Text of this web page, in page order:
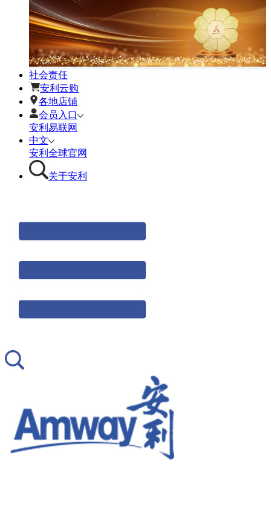
社会责任
安利云购
各地店铺
会员入口
安利易联网
中文
安利全球官网
关于安利